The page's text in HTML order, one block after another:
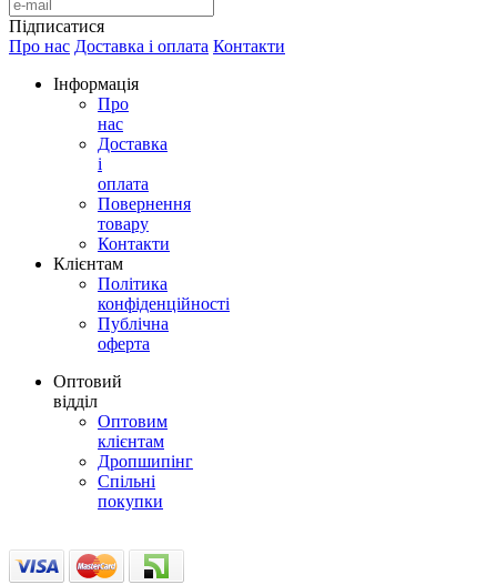
Підписатися
Про нас Доставка і оплата Контакти
Інформація
Про
нас
Доставка
і
оплата
Повернення
товару
Контакти
Клієнтам
Політика
конфіденційності
Публічна
оферта
Оптовий
відділ
Оптовим
клієнтам
Дропшипінг
Спільні
покупки